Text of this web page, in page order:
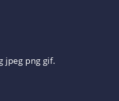
jpeg png gif.